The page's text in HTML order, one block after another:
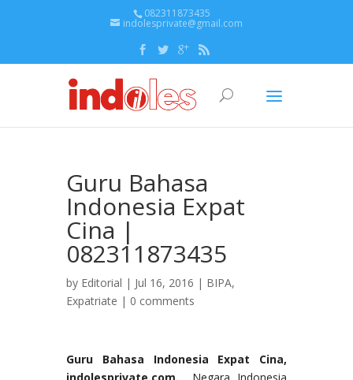
082311873435
indolesprivate@gmail.com
Guru Bahasa
Indonesia Expat
Cina |
082311873435
by Editorial | Jul 16, 2016 | BIPA,
Expatriate | 0 comments
Guru Bahasa Indonesia Expat Cina,